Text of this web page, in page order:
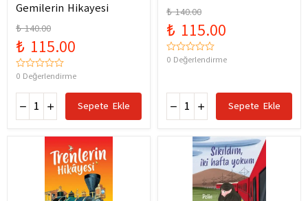
Gemilerin Hikayesi
₺ 140.00
₺ 115.00
0 Değerlendirme
Sepete Ekle
Baum
₺ 140.00
₺ 115.00
0 Değerlendirme
Sepete Ekle